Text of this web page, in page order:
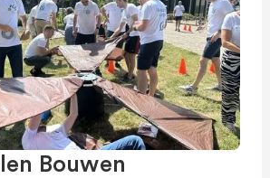
Bouwen